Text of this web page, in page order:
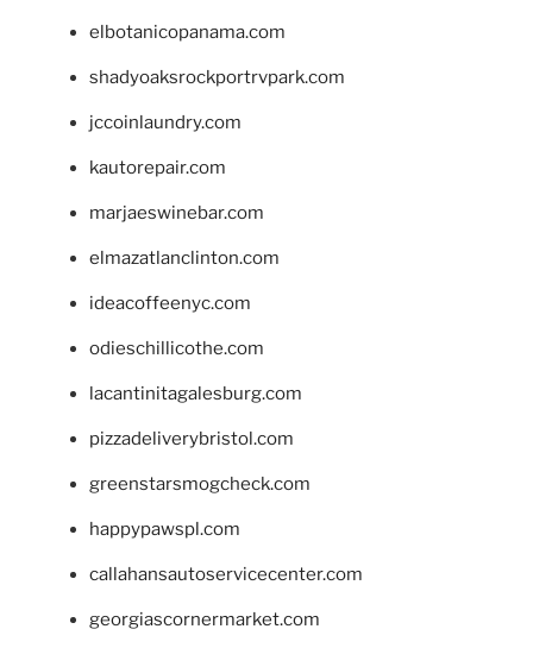
elbotanicopanama.com
shadyoaksrockportrvpark.com
jccoinlaundry.com
kautorepair.com
marjaeswinebar.com
elmazatlanclinton.com
ideacoffeenyc.com
odieschillicothe.com
lacantinitagalesburg.com
pizzadeliverybristol.com
greenstarsmogcheck.com
happypawspl.com
callahansautoservicecenter.com
georgiascornermarket.com